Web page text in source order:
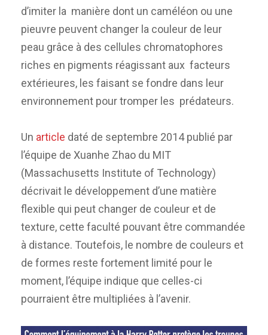
d’imiter la manière dont un caméléon ou une
pieuvre peuvent changer la couleur de leur
peau grâce à des cellules chromatophores
riches en pigments réagissant aux facteurs
extérieures, les faisant se fondre dans leur
environnement pour tromper les prédateurs.
Un article daté de septembre 2014 publié par
l’équipe de Xuanhe Zhao du MIT
(Massachusetts Institute of Technology)
décrivait le développement d’une matière
flexible qui peut changer de couleur et de
texture, cette faculté pouvant être commandée
à distance. Toutefois, le nombre de couleurs et
de formes reste fortement limité pour le
moment, l’équipe indique que celles-ci
pourraient être multipliées à l’avenir.